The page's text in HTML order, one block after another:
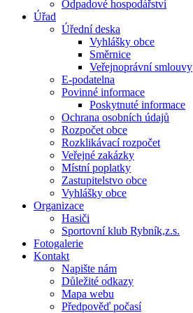
Odpadové hospodářství
Úřad
Úřední deska
Vyhlášky obce
Směrnice
Veřejnoprávní smlouvy
E-podatelna
Povinné informace
Poskytnuté informace
Ochrana osobních údajů
Rozpočet obce
Rozklikávací rozpočet
Veřejné zakázky
Místní poplatky
Zastupitelstvo obce
Vyhlášky obce
Organizace
Hasiči
Sportovní klub Rybník,z.s.
Fotogalerie
Kontakt
Napište nám
Důležité odkazy
Mapa webu
Předpověď počasí